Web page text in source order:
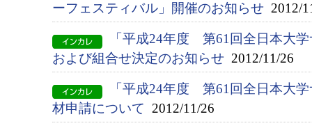
ーフェスティバル」開催のお知らせ 2012/
「平成24年度 第61回全日本大
および組合せ決定のお知らせ 2012/11/26
「平成24年度 第61回全日本大
材申請について 2012/11/26